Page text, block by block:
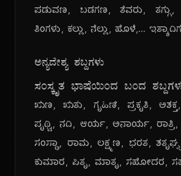
ಪಡುವಣ, ಬಡಗಣ, ತೆವರು, ತಗ್ಗು,
ತಿಂಗಳು, ಕಲ್ಲು, ನೆಲ್ಲು, ಹೊಳೆ,...
ಅನ್ಯದೇಶ್ಯ ಶಬ್ದಗಳು
ಸಂಸ್ಕೃತ ಭಾಷೆಯಿಂದ ಬಂದ
ಋಣ, ಋತು, ಗೃಹಿಣಿ, ಪ್ರಕೃತಿ,
ಪೃಥ್ವಿ, ನದಿ, ಆರ್ಯ, ಅನಾರ್ಯ, ರಾತ್ರಿ,
ಸಂಸ್ಥಾ, ರಾಮ, ಲಕ್ಷ್ಮಣ, ಭರತ,
ಕುಮಾರ, ಪಿತೃ, ಮಾತೃ, ಸಹೋದರ,